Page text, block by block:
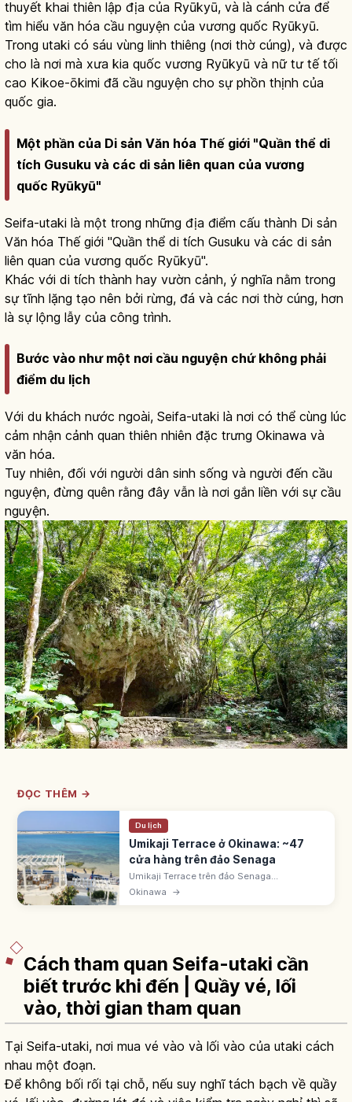
thuyết khai thiên lập địa của Ryūkyū, và là cánh cửa để
tìm hiểu văn hóa cầu nguyện của vương quốc Ryūkyū.
Trong utaki có sáu vùng linh thiêng (nơi thờ cúng), và được
cho là nơi mà xưa kia quốc vương Ryūkyū và nữ tư tế tối
cao Kikoe-ōkimi đã cầu nguyện cho sự phồn thịnh của
quốc gia.
Một phần của Di sản Văn hóa Thế giới "Quần thể di
tích Gusuku và các di sản liên quan của vương
quốc Ryūkyū"
Seifa-utaki là một trong những địa điểm cấu thành Di sản
Văn hóa Thế giới "Quần thể di tích Gusuku và các di sản
liên quan của vương quốc Ryūkyū".
Khác với di tích thành hay vườn cảnh, ý nghĩa nằm trong
sự tĩnh lặng tạo nên bởi rừng, đá và các nơi thờ cúng, hơn
là sự lộng lẫy của công trình.
Bước vào như một nơi cầu nguyện chứ không phải
điểm du lịch
Với du khách nước ngoài, Seifa-utaki là nơi có thể cùng lúc
cảm nhận cảnh quan thiên nhiên đặc trưng Okinawa và
văn hóa.
Tuy nhiên, đối với người dân sinh sống và người đến cầu
nguyện, đừng quên rằng đây vẫn là nơi gắn liền với sự cầu
nguyện.
ĐỌC THÊM →
Du lịch
Umikaji Terrace ở Okinawa: ~47
cửa hàng trên đảo Senaga
Umikaji Terrace trên đảo Senaga
(Tomigusuku, Okinawa) cách sân bay Naha
Okinawa →
Cách tham quan Seifa-utaki cần
biết trước khi đến | Quầy vé, lối
vào, thời gian tham quan
Tại Seifa-utaki, nơi mua vé vào và lối vào của utaki cách
nhau một đoạn.
Để không bối rối tại chỗ, nếu suy nghĩ tách bạch về quầy